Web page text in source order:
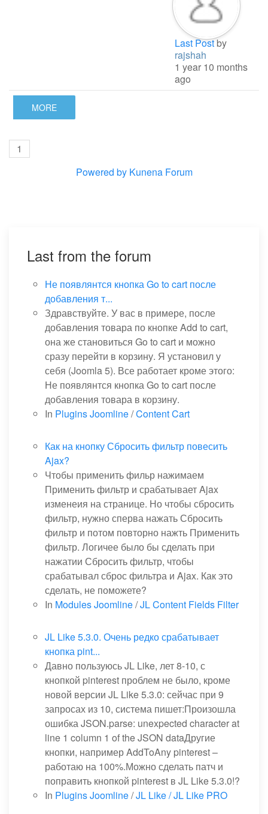
MORE
Last Postby
rajshah
1 year 10 months
ago
1
Powered by Kunena Forum
Last from the forum
Не появлянтся кнопка Go to cart после
добавления т...
Здравствуйте. У вас в примере, после
добавления товара по кнопке Add to cart,
она же становиться Go to cart и можно
сразу перейти в корзину. Я установил у
себя (Joomla 5). Все работает кроме этого:
Не появлянтся кнопка Go to cart после
добавления товара в корзину.
In Plugins Joomline/Content Cart
Как на кнопку Сбросить фильтр повесить
Ajax?
Чтобы применить фильр нажимаем
Применить фильтр и срабатывает Ajax
изменеия на странице. Но чтобы сбросить
фильтр, нужно сперва нажать Сбросить
фильтр и потом повторно нажть Применить
фильтр. Логичее было бы сделать при
нажатии Сбросить фильтр, чтобы
срабатывал сброс фильтра и Ajax. Как это
сделать, не поможете?
In Modules Joomline/JL Content Fields Filter
JL Like 5.3.0. Очень редко срабатывает
кнопка pint...
Давно пользуюсь JL Like, лет 8-10, с
кнопкой pinterest проблем не было, кроме
новой версии JL Like 5.3.0: сейчас при 9
запросах из 10, система пишет:Произошла
ошибка JSON.parse: unexpected character at
line 1 column 1 of the JSON dataДругие
кнопки, например AddToAny pinterest –
работаю на 100%.Можно сделать патч и
поправить кнопкой pinterest в JL Like 5.3.0!?
In Plugins Joomline/JL Like / JL Like PRO